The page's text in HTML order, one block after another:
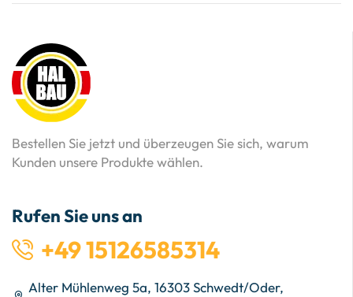
Bestellen Sie jetzt und überzeugen Sie sich, warum
Kunden unsere Produkte wählen.
Rufen Sie uns an
+49 15126585314
Alter Mühlenweg 5a, 16303 Schwedt/Oder,